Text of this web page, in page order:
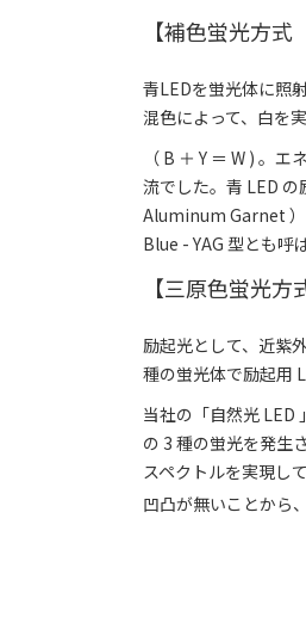
【補色蛍光方式
青LEDを蛍光体に照
混色によって、白を
（ B ＋ Y ＝ W ) 。
流でした。青 LED
Aluminum Garnet ）
Blue - YAG 型とも呼
【三原色蛍光方
励起光として、近紫
種の蛍光体で励起用
当社の「自然光 LED
の 3 種の蛍光を発生
スペクトルを実現し
凹凸が無いことから